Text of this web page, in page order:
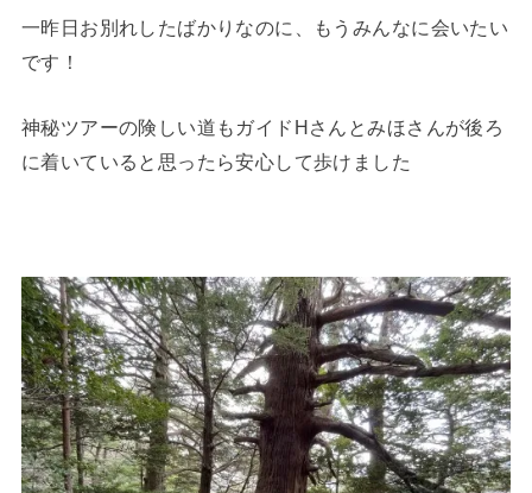
一昨日お別れしたばかりなのに、もうみんなに会いたい
です！
神秘ツアーの険しい道もガイドHさんとみほさんが後ろ
に着いていると思ったら安心して歩けました